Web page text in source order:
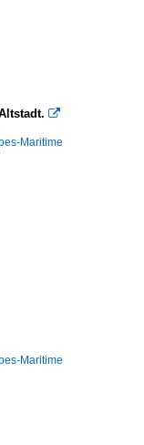

Maritime
Maritime